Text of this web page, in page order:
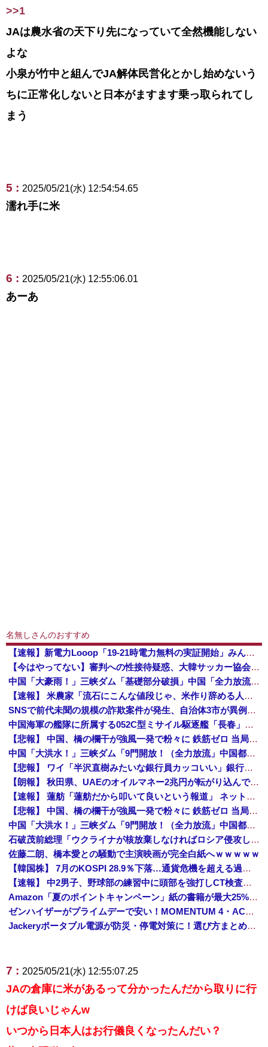
>>1
JAは農水省の天下り先になっていて全然機能しない
よな
小泉が竹中と組んでJA解体民営化とかし始めないう
ちに正常化しないと日本がますます乗っ取られてし
まう
5 : 2025/05/21(水) 12:54:54.65
濡れ手に米
6 : 2025/05/21(水) 12:55:06.01
あーあ
名無しさんのおすすめ
【速報】新電力Looop「19-21時電力無料の実証開始」みんなこれにするじゃん、電力会社の勢力図が変わるか
【今はやってない】審判への性接待疑惑、大韓サッカー協会が声明「現在は一切発生していない」「世界中のサッカー界関係者の皆さんにお詫び」
中国「大豪雨！」三峡ダム「基礎部分破損」中国「全力放流！」台風13号「中国上陸予測」台風15号「中国接近（画像」中国「台風同時上陸！（穀物生産が...
【速報】 米農家「流石にこんな値段じゃ、米作り辞める人、出るんじゃないかなあ？？」
SNSで前代未聞の規模の詐欺案件が発生、自治体3市が異例の声明を発表して事実関係を全否定
中国海軍の艦隊に所属する052C型ミサイル駆逐艦「長春」と052D型「厦門」が編隊航行訓練！
【悲報】 中国、橋の欄干が強風一発で粉々に 鉄筋ゼロ 当局「接着剤でくっつけただけ」「正常で、品質問題はない」
中国「大洪水！」三峡ダム「9門開放！（全力放流」中国都市「三峡沿線の道路水没」中国政府「高速道路封鎖！」中国ダム「緊急放流に合わせて開門（土砂崩れ発生」→
【悲報】 ワイ「半沢直樹みたいな銀行員カッコいい」銀行員の友人「あんな奴居ねえよ」
【朗報】 秋田県、UAEのオイルマネー2兆円が転がり込んでガチで東北最強になるぞｗｗｗｗｗｗｗ
【速報】 蓮舫「蓮舫だから叩いて良いという報道」 ネット「高市だから叩いて良いをやってるのがお前だろ」
【悲報】 中国、橋の欄干が強風一発で粉々に 鉄筋ゼロ 当局「接着剤でくっつけただけ」「正常で、品質問題はない」
中国「大洪水！」三峡ダム「9門開放！（全力放流」中国都市「三峡沿線の道路水没」中国政府「高速道路封鎖！」中国ダム「緊急放流に合わせて開門（土砂崩れ発生」→
石破茂前総理「ウクライナが核放棄しなければロシア侵攻しなかった」！
佐藤二朗、橋本愛との騒動で主演映画が完全白紙へｗｗｗｗｗ
【韓国株】 7月のKOSPI 28.9％下落…通貨危機を超える過去最大の下げ幅
【速報】 中2男子、野球部の練習中に頭部を強打しCT検査→70代医師「問題ないです」→中学生死亡「他人のCT画像みてました」
Amazon「夏のポイントキャンペーン」紙の書籍が最大25%ポイント還元 対象と条件を整理（2026年7月）
ゼンハイザーがプライムデーで安い！MOMENTUM 4・ACCENTUMなど対象モデルまとめ！
Jackeryポータブル電源が防災・停電対策に！選び方まとめ【プライムデー最終日】
7 : 2025/05/21(水) 12:55:07.25
JAの倉庫に米があるって分かったんだから取りに行
けば良いじゃんw
いつから日本人はお行儀良くなったんだい？